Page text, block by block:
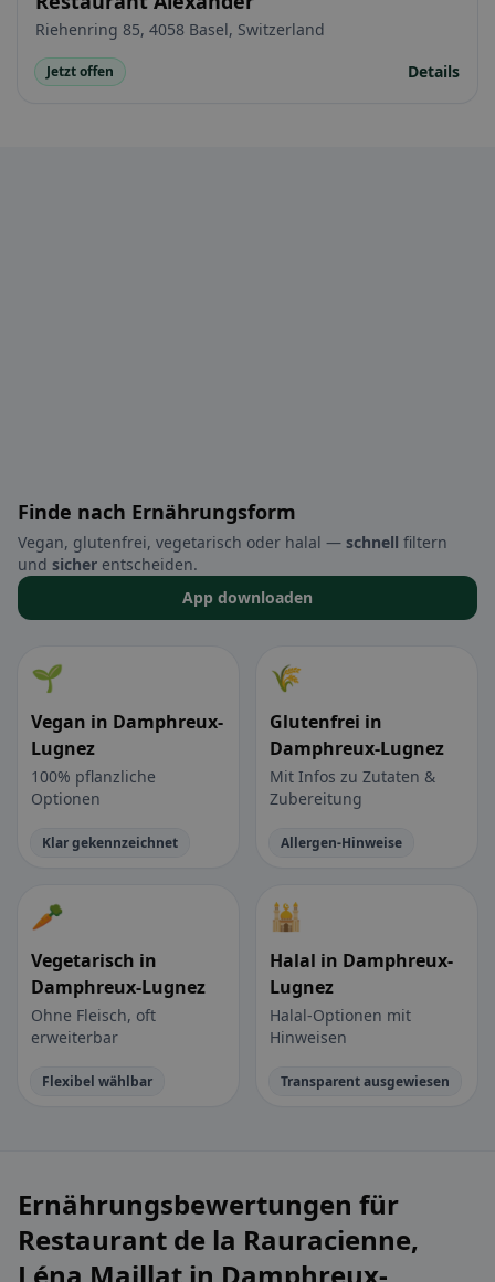
Riehenring 85, 4058 Basel, Switzerland
Jetzt offen Details
Finde nach Ernährungsform
Vegan, glutenfrei, vegetarisch oder halal — schnell filtern
und sicher entscheiden.
App downloaden
🌱
Vegan in Damphreux-
Lugnez
100% pflanzliche
Optionen
Klar gekennzeichnet
🌾
Glutenfrei in
Damphreux-Lugnez
Mit Infos zu Zutaten &
Zubereitung
Allergen-Hinweise
🥕
Vegetarisch in
Damphreux-Lugnez
Ohne Fleisch, oft
erweiterbar
Flexibel wählbar
🕌
Halal in Damphreux-
Lugnez
Halal-Optionen mit
Hinweisen
Transparent ausgewiesen
Ernährungsbewertungen für
Restaurant de la Rauracienne,